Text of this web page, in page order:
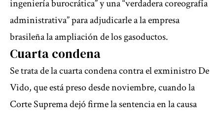
ingeniería burocrática” y una “verdadera coreografía
administrativa” para adjudicarle a la empresa
brasileña la ampliación de los gasoductos.
Cuarta condena
Se trata de la cuarta condena contra el exministro De
Vido, que está preso desde noviembre, cuando la
Corte Suprema dejó firme la sentencia en la causa